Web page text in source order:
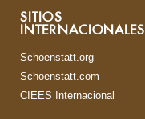
SITIOS
INTERNACIONALES
Schoenstatt.org
Schoenstatt.com
CIEES Internacional